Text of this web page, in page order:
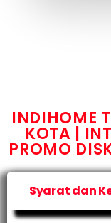
INDIHOME
KOTA |
PROMO
Syarat dan